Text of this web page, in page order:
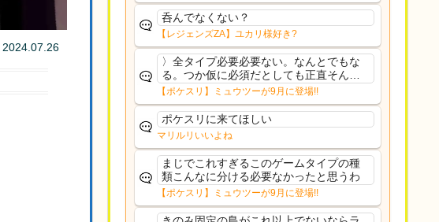
2024.07.26
呑んでなくない？
【レジェンズZA】ユカリ様好き?
〉全タイプ必要必要ない。なんとでもな
る。つか仮に必須だとしても正直そんな
もんに付き合う気は無い。運営は時間の
リソースを甘く見すぎなのよ。ポケスリ
やったことないやろうなと思ってる。〉
ラピスEX最短二年後...
【ポケスリ】ミュウツーが9月に登場!!
ポケスリに来てほしい
マリルリいいよね
まじでこれすぎるこのゲームタイプの種
類こんなに分ける必要なかったと思うわ
【ポケスリ】ミュウツーが9月に登場!!